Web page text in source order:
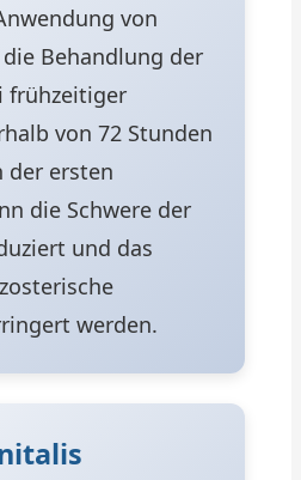
von
Behandlung der
frühzeitiger
von 72 Stunden
der ersten
die Schwere der
und das
werden.